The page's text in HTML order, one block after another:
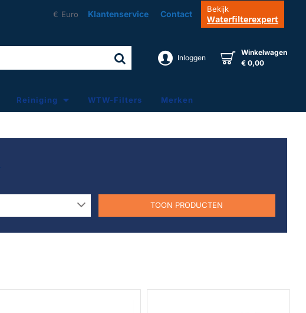
€ Euro Klantenservice Contact
Bekijk
Waterfilterexpert
Inloggen
Winkelwagen
€ 0,00
Reiniging WTW-Filters Merken
TOON PRODUCTEN